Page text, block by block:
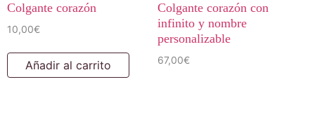
Colgante corazón
10,00€
Añadir al carrito
Colgante corazón con
infinito y nombre
personalizable
67,00€